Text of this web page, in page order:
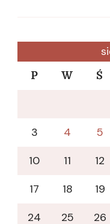
P W Ś
3
4 5
10
11 12
17
18 19
24
25 26